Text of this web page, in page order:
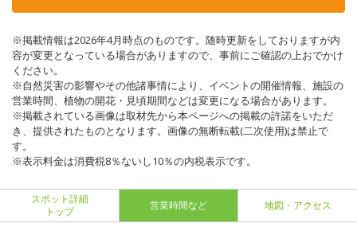
※掲載情報は2026年4月時点のものです。随時更新をしておりますが内
容が変更となっている場合がありますので、事前にご確認の上おでかけ
ください。
※自然災害の影響やその他諸事情により、イベントの開催情報、施設の
営業時間、植物の開花・見頃期間などは変更になる場合があります。
※掲載されている画像は取材先から本ページへの掲載の許諾をいただ
き、提供されたものとなります。画像の無断転載(二次使用)は禁止で
す。
※表示料金は消費税8％ないし10％の内税表示です。
スポット詳細
トップ
営業時間など 地図・アクセス